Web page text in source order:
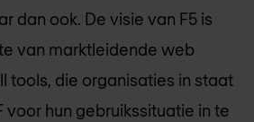
dan ook. De visie van F5 is
van marktleidende web
tools, die organisaties in staat
voor hun gebruikssituatie in te